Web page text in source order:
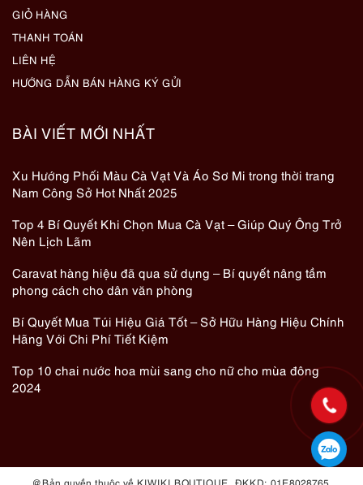
GIỎ HÀNG
THANH TOÁN
LIÊN HỆ
HƯỚNG DẪN BÁN HÀNG KÝ GỬI
BÀI VIẾT MỚI NHẤT
Xu Hướng Phối Màu Cà Vạt Và Áo Sơ Mi trong thời trang
Nam Công Sở Hot Nhất 2025
Top 4 Bí Quyết Khi Chọn Mua Cà Vạt – Giúp Quý Ông Trở
Nên Lịch Lãm
Caravat hàng hiệu đã qua sử dụng – Bí quyết nâng tầm
phong cách cho dân văn phòng
Bí Quyết Mua Túi Hiệu Giá Tốt – Sở Hữu Hàng Hiệu Chính
Hãng Với Chi Phí Tiết Kiệm
Top 10 chai nước hoa mùi sang cho nữ cho mùa đông
2024
@ Bản quyền thuộc về KIWIKI BOUTIQUE. ĐKKD: 01E8028765